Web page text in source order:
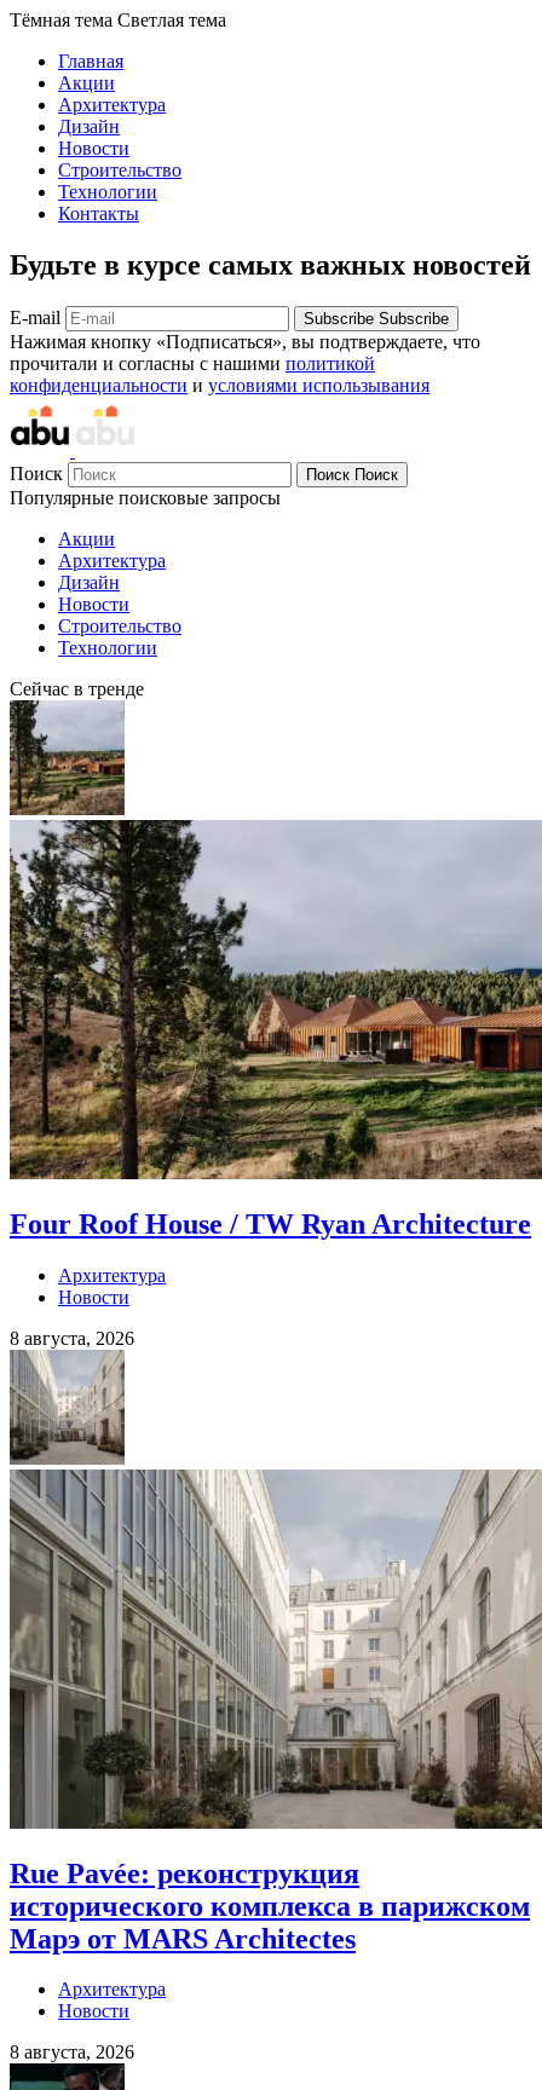
Тёмная тема Светлая тема
Главная
Акции
Архитектура
Дизайн
Новости
Строительство
Технологии
Контакты
Будьте в курсе самых важных новостей
E-mail Subscribe Subscribe
Нажимая кнопку «Подписаться», вы подтверждаете, что
прочитали и согласны с нашими политикой
конфиденциальности и условиями использывания
Поиск Поиск Поиск
Популярные поисковые запросы
Акции
Архитектура
Дизайн
Новости
Строительство
Технологии
Сейчас в тренде
Four Roof House / TW Ryan Architecture
Архитектура
Новости
8 августа, 2026
Rue Pavée: реконструкция
исторического комплекса в парижском
Марэ от MARS Architectes
Архитектура
Новости
8 августа, 2026